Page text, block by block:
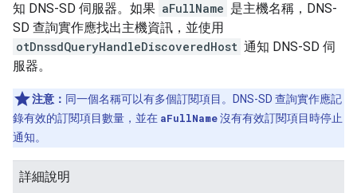
知 DNS-SD 伺服器。如果 aFullName 是主機名稱，DNS-
SD 查詢實作應找出主機資訊，並使用
otDnssdQueryHandleDiscoveredHost 通知 DNS-SD 伺
服器。
注意： 同一個名稱可以有多個訂閱項目。DNS-SD 查詢實作應記
錄有效的訂閱項目數量，並在 aFullName沒有有效訂閱項目時停止
通知。
詳細說明